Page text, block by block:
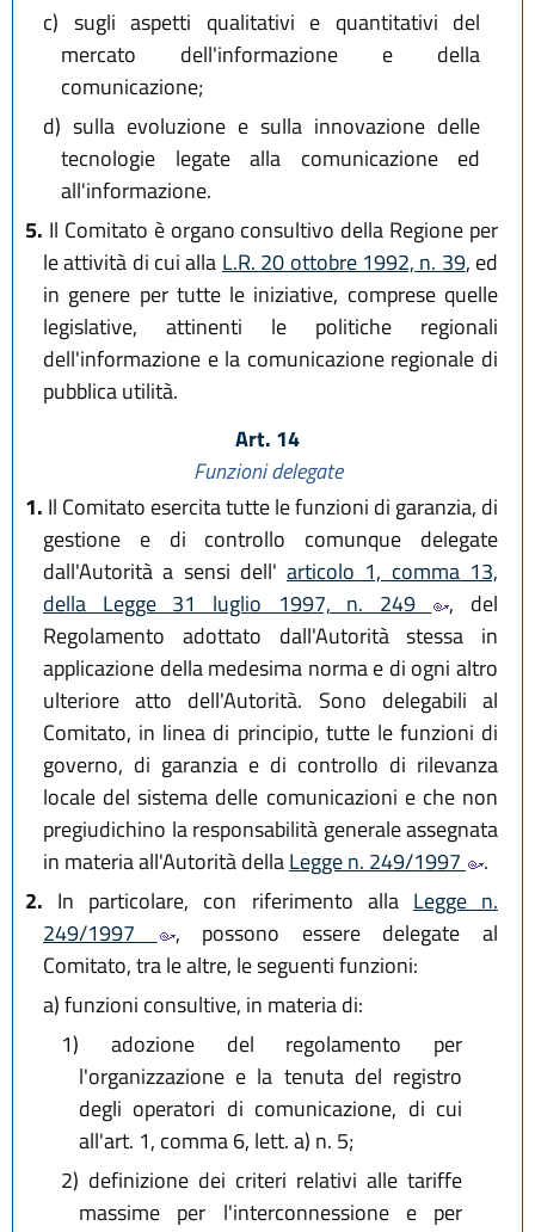
c) sugli aspetti qualitativi e quantitativi del
mercato dell'informazione e della
comunicazione;
d) sulla evoluzione e sulla innovazione delle
tecnologie legate alla comunicazione ed
all'informazione.
5. Il Comitato è organo consultivo della Regione per
le attività di cui alla L.R. 20 ottobre 1992, n. 39, ed
in genere per tutte le iniziative, comprese quelle
legislative, attinenti le politiche regionali
dell'informazione e la comunicazione regionale di
pubblica utilità.
Art. 14
Funzioni delegate
1. Il Comitato esercita tutte le funzioni di garanzia, di
gestione e di controllo comunque delegate
dall'Autorità a sensi dell'articolo 1, comma 13,
della Legge 31 luglio 1997, n. 249
, del
Regolamento adottato dall'Autorità stessa in
applicazione della medesima norma e di ogni altro
ulteriore atto dell'Autorità. Sono delegabili al
Comitato, in linea di principio, tutte le funzioni di
governo, di garanzia e di controllo di rilevanza
locale del sistema delle comunicazioni e che non
pregiudichino la responsabilità generale assegnata
in materia all'Autorità dellaLegge n. 249/1997
.
2. In particolare, con riferimento alla Legge n.
249/1997
, possono essere delegate al
Comitato, tra le altre, le seguenti funzioni:
a)funzioni consultive, in materia di:
1) adozione del regolamento per
l'organizzazione e la tenuta del registro
degli operatori di comunicazione, di cui
all'art. 1, comma 6, lett. a) n. 5;
2) definizione dei criteri relativi alle tariffe
massime per l'interconnessione e per